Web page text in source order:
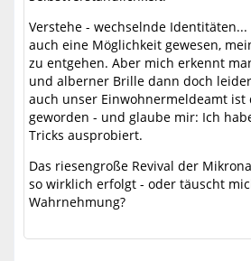
Verstehe - wechselnde
auch eine Möglichkeit gewesen,
zu entgehen. Aber mich erkennt
und alberner Brille dann doch
auch unser Einwohnermeldeamt
geworden - und glaube mir: Ich
Tricks ausprobiert.
Das riesengroße Revival der
so wirklich erfolgt - oder täuscht
Wahrnehmung?